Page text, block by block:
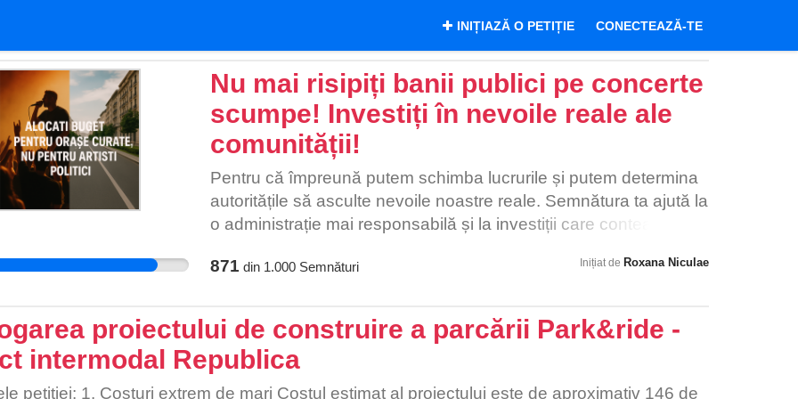
INIȚIAZĂ O PETIȚIE CONECTEAZĂ-TE
Nu mai risipiți banii publici pe concerte
scumpe! Investiți în nevoile reale ale
comunității!
Pentru că împreună putem schimba lucrurile și putem determina
autoritățile să asculte nevoile noastre reale. Semnătura ta ajută la
o administrație mai responsabilă și la investiții care contează cu
871 din 1.000Semnături Inițiat de Roxana Niculae
proiectului de construire a parcării Park&ride -
intermodal Republica
petiției: 1. Costuri extrem de mari Costul estimat al proiectului este de aproximativ 146 de